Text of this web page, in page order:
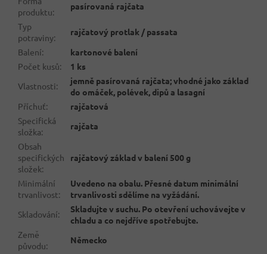
produktu:
pasírovaná rajčata
Typ
potraviny:
rajčatový protlak / passata
Balení:
kartonové balení
Počet kusů:
1 ks
Vlastnosti:
jemně pasírovaná rajčata; vhodné jako základ
do omáček, polévek, dipů a lasagní
Příchuť:
rajčatová
Specifická
složka:
rajčata
Obsah
specifických
složek:
rajčatový základ v balení 500 g
Minimální
trvanlivost:
Uvedeno na obalu. Přesné datum minimální
trvanlivosti sdělíme na vyžádání.
Skladování:
Skladujte v suchu. Po otevření uchovávejte v
chladu a co nejdříve spotřebujte.
Země
původu:
Německo